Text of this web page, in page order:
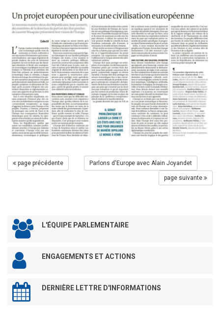
page précédente Parlons d'Europe avec Alain Joyandet
page suivante
L'ÉQUIPE PARLEMENTAIRE
ENGAGEMENTS ET ACTIONS
DERNIÈRE LETTRE D'INFORMATIONS